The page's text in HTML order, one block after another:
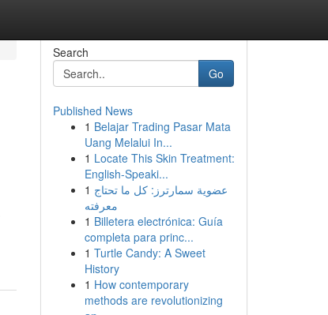
Search
Go
Published News
1 Belajar Trading Pasar Mata
Uang Melalui In...
1 Locate This Skin Treatment:
English-Speaki...
1 عضوية سمارترز: كل ما تحتاج
معرفته
1 Billetera electrónica: Guía
completa para princ...
1 Turtle Candy: A Sweet
History
1 How contemporary
methods are revolutionizing